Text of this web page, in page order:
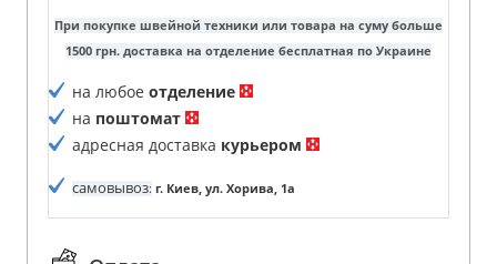
При покупке швейной техники или товара на суму больше
1500 грн. доставка на отделение бесплатная по Украине
на любое отделение
на поштомат
адресная доставка курьером
самовывоз: г. Киев, ул. Хорива, 1а